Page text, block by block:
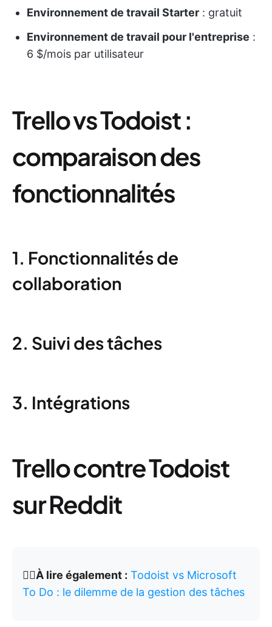
Environnement de travail Starter : gratuit
Environnement de travail pour l'entreprise :
6 $/mois par utilisateur
Trello vs Todoist :
comparaison des
fonctionnalités
1. Fonctionnalités de
collaboration
2. Suivi des tâches
3. Intégrations
Trello contre Todoist
sur Reddit
👉🏽À lire également : Todoist vs Microsoft
To Do : le dilemme de la gestion des tâches